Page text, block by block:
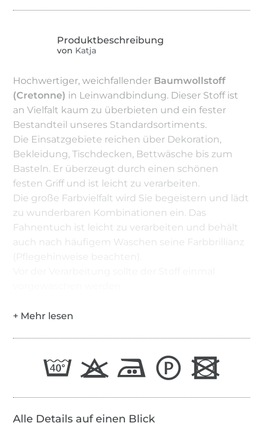
von Katja
Hochwertiger, weichfallender Baumwollstoff
(Cretonne) in Leinwandbindung. Dieser Stoff ist
an Vielfalt kaum zu überbieten und ein fester
Bestandteil unseres Standardsortiments.
Die Einsatzgebiete reichen über Dekoration,
Bekleidung, Tischdecken, Bettwäsche bis zum
Basteln. Er überzeugt durch einen schönen
festen Griff und ist leicht zu verarbeiten.
Die große Farbvielfalt wird Sie begeistern und lädt
zu wunderbaren Kombinationen ein. Das
Fahnentuch ist leicht zu verarbeiten und behält
auch nach häufigem Waschen seine Farbbrillianz
Alle Details auf einen Blick